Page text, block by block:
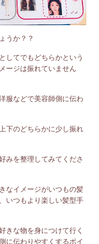
うか？？
してでもどちらかという
ージは振れていません
服などで美容師側に伝わ
下のどちらかに少し振れ
みを整理してみてくださ
なイメージがいつもの髪
いつもより楽しい髪型手
きな物を身につけて行く
に伝わりやすくするポイ